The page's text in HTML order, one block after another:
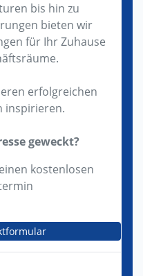
bis hin zu
bieten wir
für Ihr Zuhause
erfolgreichen
inspirieren.
geweckt?
kostenlosen